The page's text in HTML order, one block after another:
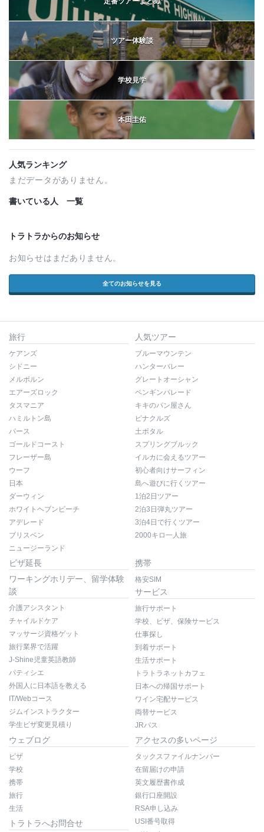
ツアー体験談
学校見学
本田圭佑
人気ランキング
まだデータがありません。
書いている人 一覧
トラトラからのお知らせ
お知らせはまだありません。
全てのお知らせを見る
旅行
ケアンズ
シドニー
メルボルン
エアーズロック
タスマニア
ハミルトン島
パース
ゴールドコースト
フレーザー島
ウーフ
日本
ダーウィン
ホワイトヘブンビーチ
アデレード
ブリスベン
ニュージーランド
人気ツアー
ブルーマウンテン
ハンターバレー
グレートオーシャン
ペンギンパレード
キキのパン屋さん
ピナクルズ
土ボタル
スプリングブルック
イルカに会えるツアー
初心者向けサーフィン
島へ遊びに行くツアー
1泊2日ツアー
2泊3日弾丸ツアー
3泊4日で行くツアー
2000キロ一人旅
ビザ延長
ワーキングホリデー、留学体験
談
介護アシスタント
チャイルドケア
マッサージ資格ゲット
旅行業界で活躍
J-Shine児童英語教師
パティシエ
外国人に日本語を教える
IT/Webコース
ジムインストラクター
学生ビザ変更見積り
携帯
格安SIM
サービス
旅行サポート
学校、ビザ、保険サービス
仕事探し
到着サポート
生活サポート
トラトラネットカフェ
日本への帰国サポート
ワイン宅配サービス
両替サービス
JRパス
ウェブログ
ビザ
学校
携帯
旅行
生活
トラトラへお問合せ
アクセスの多いページ
タックスファイルナンバー
在留届けの申請
英文履歴書作成
銀行口座開設
RSA申し込み
USI番号取得